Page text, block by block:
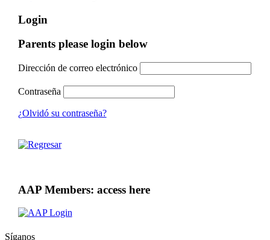
Login
Parents please login below
Dirección de correo electrónico
Contraseña
¿Olvidó su contraseña?
AAP Members: access here
Síganos